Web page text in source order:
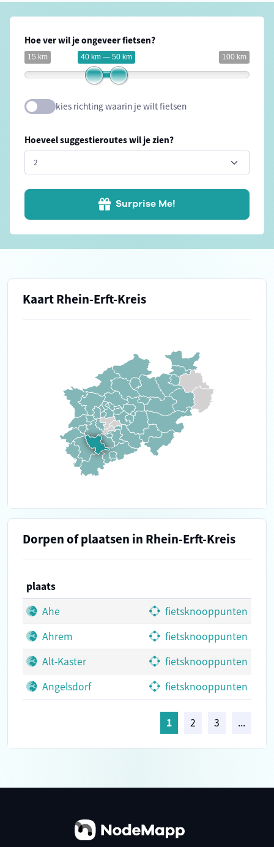
Hoe ver wil je ongeveer fietsen?
15 km 100 km
40 km — 50 km
kies richting waarin je wilt fietsen
Hoeveel suggestieroutes wil je zien?
Surprise Me!
Kaart Rhein-Erft-Kreis
Dorpen of plaatsen in Rhein-Erft-Kreis
plaats
Ahe
fietsknooppunten
Ahrem
fietsknooppunten
Alt-Kaster
fietsknooppunten
Angelsdorf
fietsknooppunten
1 2 3 ...